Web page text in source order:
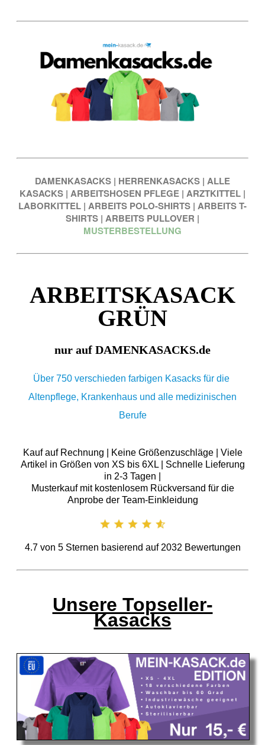
DAMENKASACKS | HERRENKASACKS | ALLE
KASACKS | ARBEITSHOSEN PFLEGE | ARZTKITTEL |
LABORKITTEL | ARBEITS POLO-SHIRTS | ARBEITS T-
SHIRTS | ARBEITS PULLOVER |
MUSTERBESTELLUNG
ARBEITSKASACK
GRÜN
nur auf DAMENKASACKS.de
Über 750 verschieden farbigen Kasacks für die
Altenpflege, Krankenhaus und alle medizinischen
Berufe
Kauf auf Rechnung | Keine Größenzuschläge | Viele
Artikel in Größen von XS bis 6XL | Schnelle Lieferung
in 2-3 Tagen |
Musterkauf mit kostenlosem Rückversand für die
Anprobe der Team-Einkleidung
4.7von 5Sternen basierend auf 2032 Bewertungen
Unsere Topseller-
Kasacks